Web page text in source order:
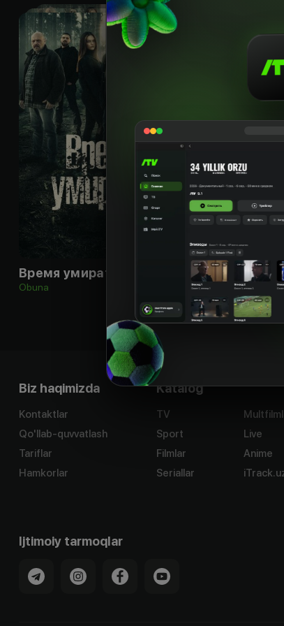
Время умирать
Obuna
Biz haqimizda
Kontaktlar
Qo'llab-quvvatlash
Tariflar
Hamkorlar
Katalog
TV
Sport
Filmlar
Seriallar
Live
Anime
Ijtimoiy tarmoqlar